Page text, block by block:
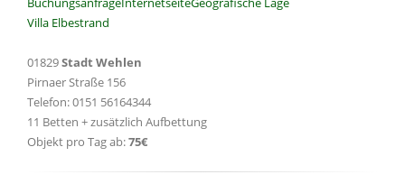
Villa Elbestrand
01829Stadt Wehlen
Pirnaer Straße 156
Telefon: 0151 56164344
11 Betten + zusätzlich Aufbettung
Objekt pro Tag ab:75€